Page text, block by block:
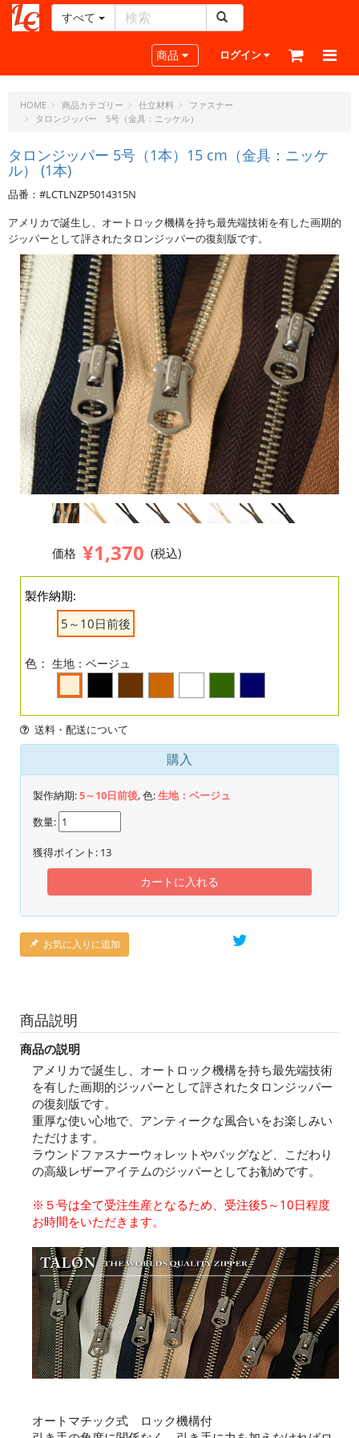
ー
ラ
フ
ド
ッ
ト・
ェ
ー
ピ
ー
すべて
Toggle navigation
商品 ログイン
HOME 商品カテゴリー 仕立材料
ファスナー
タロンジッパー 5号（金具：ニッケル）
タロンジッパー 5号（1本）15 cm（金具：ニッケ
ル） (1本)
品番：#LCTLNZP5014315N
アメリカで誕生し、オートロック機構を持ち最先端技術を有した画期的
ジッパーとして評されたタロンジッパーの復刻版です。
価格 ¥1,370 (税込)
製作納期:
5～10日前後
色： 生地：ベージュ
送料・配送について
購入
製作納期:5～10日前後, 色:生地：ベージュ
数量:
獲得ポイント: 13
カートに入れる
お気に入りに追加
商品説明
商品の説明
アメリカで誕生し、オートロック機構を持ち最先端技術
を有した画期的ジッパーとして評されたタロンジッパー
の復刻版です。
重厚な使い心地で、アンティークな風合いをお楽しみい
ただけます。
ラウンドファスナーウォレットやバッグなど、こだわり
の高級レザーアイテムのジッパーとしてお勧めです。
※５号は全て受注生産となるため、受注後5～10日程度
お時間をいただきます。
オートマチック式 ロック機構付